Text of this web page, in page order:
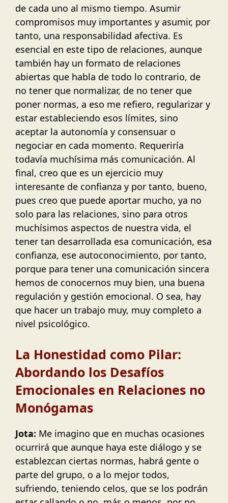
de cada uno al mismo tiempo. Asumir
compromisos muy importantes y asumir, por
tanto, una responsabilidad afectiva. Es
esencial en este tipo de relaciones, aunque
también hay un formato de relaciones
abiertas que habla de todo lo contrario, de
no tener que normalizar, de no tener que
poner normas, a eso me refiero, regularizar y
estar estableciendo esos límites, sino
aceptar la autonomía y consensuar o
negociar en cada momento. Requeriría
todavía muchísima más comunicación. Al
final, creo que es un ejercicio muy
interesante de confianza y por tanto, bueno,
pues creo que puede aportar mucho, ya no
solo para las relaciones, sino para otros
muchísimos aspectos de nuestra vida, el
tener tan desarrollada esa comunicación, esa
confianza, ese autoconocimiento, por tanto,
porque para tener una comunicación sincera
hemos de conocernos muy bien, una buena
regulación y gestión emocional. O sea, hay
que hacer un trabajo muy, muy completo a
nivel psicológico.
La Honestidad como Pilar:
Abordando los Desafíos
Emocionales en Relaciones no
Monógamas
Jota: Me imagino que en muchas ocasiones
ocurrirá que aunque haya este diálogo y se
establezcan ciertas normas, habrá gente o
parte del grupo, o a lo mejor todos,
sufriendo, teniendo celos, que se los podrán